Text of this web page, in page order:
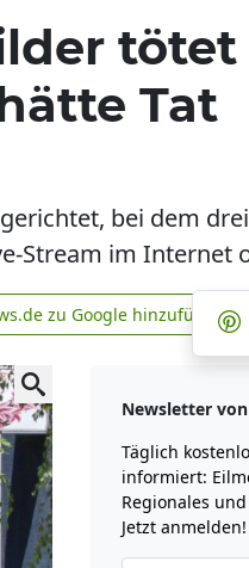
tötet
Tat
bei dem
Stream im Internet
news.de zu
zu Google hinzufügen
Newsletter
Täglich
informiert:
Regionales
Jetzt anmelden!